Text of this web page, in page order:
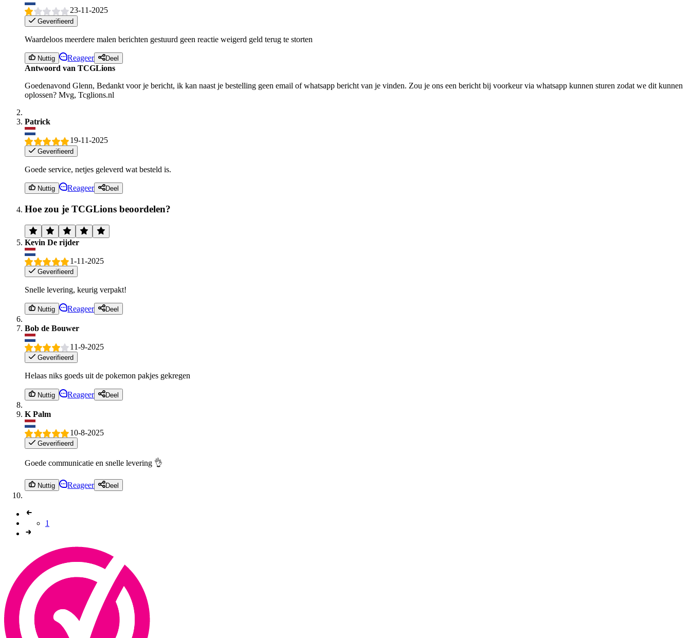
23-11-2025
Geverifieerd
Waardeloos meerdere malen berichten gestuurd geen reactie weigerd geld terug te storten
Nuttig Reageer Deel
Antwoord van TCGLions
Goedenavond Glenn, Bedankt voor je bericht, ik kan naast je bestelling geen email of whatsapp bericht van je vinden. Zou je ons een bericht bij voorkeur via whatsapp kunnen sturen zodat we dit kunnen
oplossen? Mvg, Tcglions.nl
Patrick
19-11-2025
Geverifieerd
Goede service, netjes geleverd wat besteld is.
Nuttig Reageer Deel
Hoe zou je TCGLions beoordelen?
Kevin De rijder
1-11-2025
Geverifieerd
Snelle levering, keurig verpakt!
Nuttig Reageer Deel
Bob de Bouwer
11-9-2025
Geverifieerd
Helaas niks goeds uit de pokemon pakjes gekregen
Nuttig Reageer Deel
K Palm
10-8-2025
Geverifieerd
Goede communicatie en snelle levering 👌
Nuttig Reageer Deel
1